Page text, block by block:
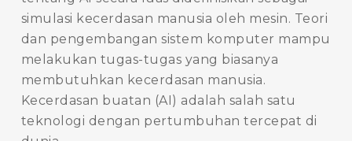
simulasi kecerdasan manusia oleh mesin. Teori
dan pengembangan sistem komputer mampu
melakukan tugas-tugas yang biasanya
membutuhkan kecerdasan manusia.
Kecerdasan buatan (AI) adalah salah satu
teknologi dengan pertumbuhan tercepat di